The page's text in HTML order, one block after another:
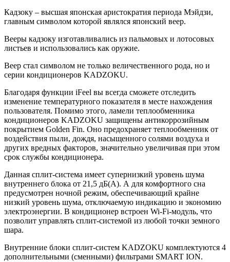
Кадзоку – высшая японская аристократия периода Мэйдзи,
главным символом которой являлся японский веер.
Вееры кадзоку изготавливались из пальмовых и лотосовых
листьев и использовались как оружие.
Веер стал символом не только величественного рода, но и
серии кондиционеров KADZOKU.
Благодаря функции iFeel вы всегда сможете отследить
изменение температурного показателя в месте нахождения
пользователя. Помимо этого, ламели теплообменника
кондиционеров KADZOKU защищены антикоррозийным
покрытием Golden Fin. Оно предохраняет теплообменник от
воздействия пыли, дождя, насыщенного солями воздуха и
других вредных факторов, значительно увеличивая при этом
срок службы кондиционера.
Данная сплит-система имеет супернизкий уровень шума
внутреннего блока от 21,5 дБ(А). А для комфортного сна
предусмотрен ночной режим, обеспечивающий крайне
низкий уровень шума, отключаемую индикацию и экономию
электроэнергии. В кондиционер встроен Wi-Fi-модуль, что
позволит управлять сплит-системой из любой точки земного
шара.
Внутренние блоки сплит-систем KADZOKU комплектуются 4
дополнительными (сменными) фильтрами SMART ION.